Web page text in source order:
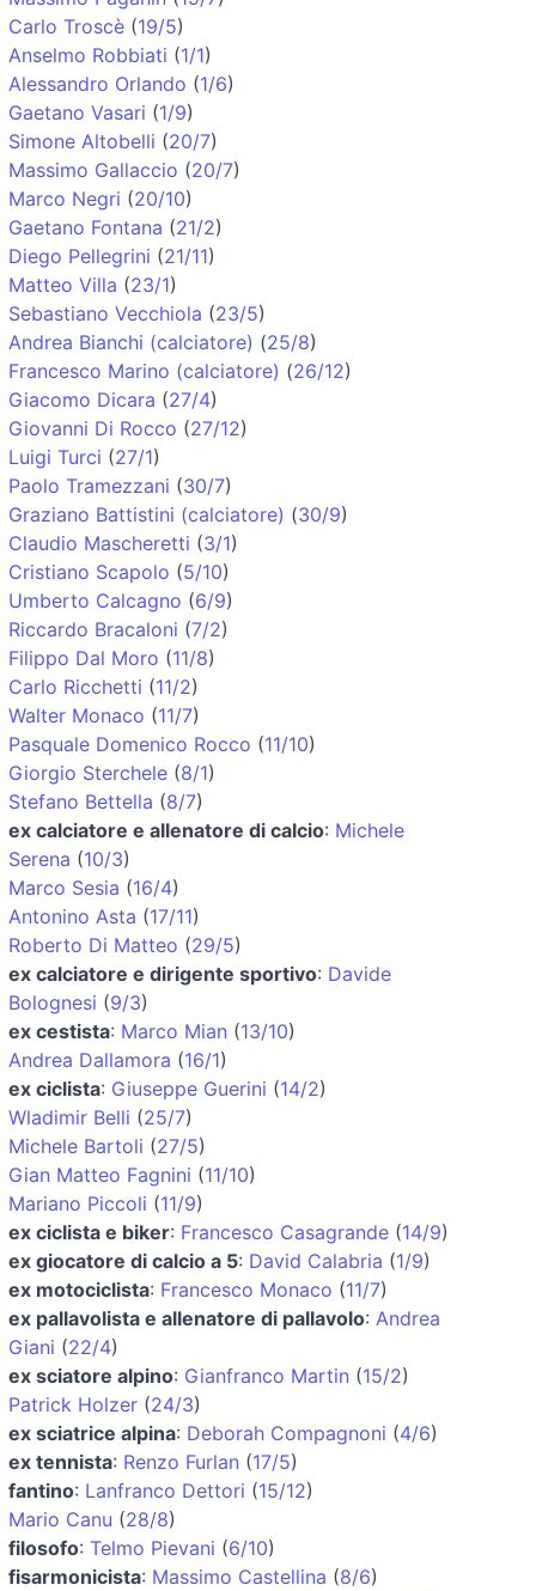
Carlo Troscè (19/5)
Anselmo Robbiati (1/1)
Alessandro Orlando (1/6)
Gaetano Vasari (1/9)
Simone Altobelli (20/7)
Massimo Gallaccio (20/7)
Marco Negri (20/10)
Gaetano Fontana (21/2)
Diego Pellegrini (21/11)
Matteo Villa (23/1)
Sebastiano Vecchiola (23/5)
Andrea Bianchi (calciatore) (25/8)
Francesco Marino (calciatore) (26/12)
Giacomo Dicara (27/4)
Giovanni Di Rocco (27/12)
Luigi Turci (27/1)
Paolo Tramezzani (30/7)
Graziano Battistini (calciatore) (30/9)
Claudio Mascheretti (3/1)
Cristiano Scapolo (5/10)
Umberto Calcagno (6/9)
Riccardo Bracaloni (7/2)
Filippo Dal Moro (11/8)
Carlo Ricchetti (11/2)
Walter Monaco (11/7)
Pasquale Domenico Rocco (11/10)
Giorgio Sterchele (8/1)
Stefano Bettella (8/7)
ex calciatore e allenatore di calcio: Michele
Serena (10/3)
Marco Sesia (16/4)
Antonino Asta (17/11)
Roberto Di Matteo (29/5)
ex calciatore e dirigente sportivo: Davide
Bolognesi (9/3)
ex cestista: Marco Mian (13/10)
Andrea Dallamora (16/1)
ex ciclista: Giuseppe Guerini (14/2)
Wladimir Belli (25/7)
Michele Bartoli (27/5)
Gian Matteo Fagnini (11/10)
Mariano Piccoli (11/9)
ex ciclista e biker: Francesco Casagrande (14/9)
ex giocatore di calcio a 5: David Calabria (1/9)
ex motociclista: Francesco Monaco (11/7)
ex pallavolista e allenatore di pallavolo: Andrea
Giani (22/4)
ex sciatore alpino: Gianfranco Martin (15/2)
Patrick Holzer (24/3)
ex sciatrice alpina: Deborah Compagnoni (4/6)
ex tennista: Renzo Furlan (17/5)
fantino: Lanfranco Dettori (15/12)
Mario Canu (28/8)
filosofo: Telmo Pievani (6/10)
fisarmonicista: Massimo Castellina (8/6)